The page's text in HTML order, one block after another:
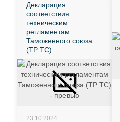
Декларация
соответствия
техническим
регламентам
Таможенного союза
(ТР ТС)
23.10.2024